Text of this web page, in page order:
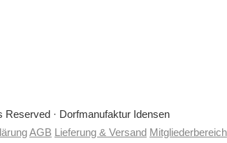
Reserved · Dorfmanufaktur Idensen
AGB Lieferung & Versand Mitgliederbereich